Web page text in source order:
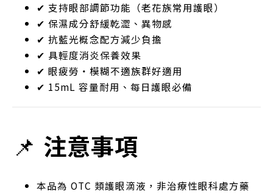
✔ 支持眼部調節功能（老花族常用護眼）
✔ 保濕成分舒緩乾澀、異物感
✔ 抗藍光概念配方減少負擔
✔ 具輕度消炎保養效果
✔ 眼疲勞・模糊不適族群好適用
✔ 15mL 容量耐用、每日護眼必備
📌 注意事項
本品為 OTC 類護眼滴液，非治療性眼科處方藥